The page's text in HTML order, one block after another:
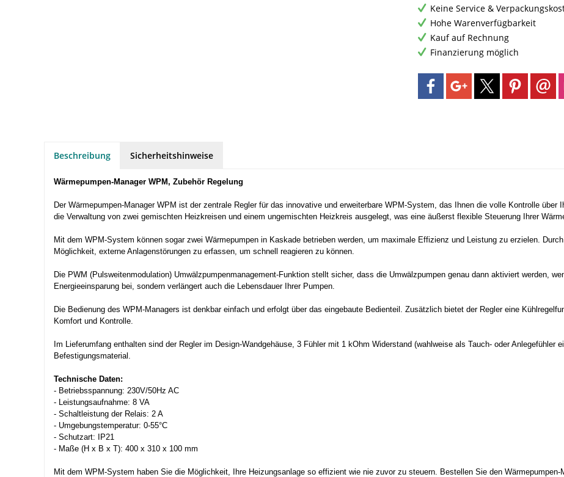
Keine Service &
Hohe Warenverfügbarkeit
Kauf auf Rechnung
Finanzierung möglich
Beschreibung Sicherheitshinweise
Wärmepumpen-Manager WPM, Zubehör Regelung
Der Wärmepumpen-Manager WPM ist der zentrale Regler für das innovative und erweiterbare WPM-System, das Ihnen die volle Kontrolle
die Verwaltung von zwei gemischten Heizkreisen und einem ungemischten Heizkreis ausgelegt, was eine äußerst flexible Steuerung Ihrer
Mit dem WPM-System können sogar zwei Wärmepumpen in Kaskade betrieben werden, um maximale Effizienz und Leistung zu erzielen.
Möglichkeit, externe Anlagenstörungen zu erfassen, um schnell reagieren zu können.
Die PWM (Pulsweitenmodulation) Umwälzpumpenmanagement-Funktion stellt sicher, dass die Umwälzpumpen genau dann aktiviert werden,
Energieeinsparung bei, sondern verlängert auch die Lebensdauer Ihrer Pumpen.
Die Bedienung des WPM-Managers ist denkbar einfach und erfolgt über das eingebaute Bedienteil. Zusätzlich bietet der Regler eine
Komfort und Kontrolle.
Im Lieferumfang enthalten sind der Regler im Design-Wandgehäuse, 3 Fühler mit 1 kOhm Widerstand (wahlweise als Tauch- oder Anlegefühler
Befestigungsmaterial.
Technische Daten:
- Betriebsspannung: 230V/50Hz AC
- Leistungsaufnahme: 8 VA
- Schaltleistung der Relais: 2 A
- Umgebungstemperatur: 0-55°C
- Schutzart: IP21
- Maße (H x B x T): 400 x 310 x 100 mm
Mit dem WPM-System haben Sie die Möglichkeit, Ihre Heizungsanlage so effizient wie nie zuvor zu steuern. Bestellen Sie den